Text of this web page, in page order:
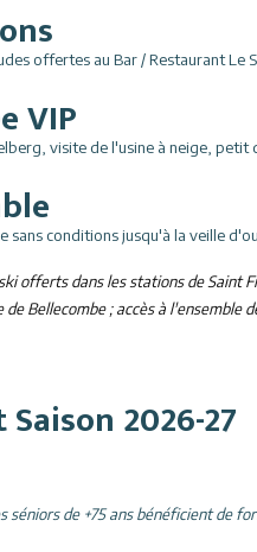
offertes au Bar / Restaurant Le
VIPvisite de l'usine à neige, petit
sans conditions jusqu'à la veille
offerts dans les stations de Saint
Bellecombe ; accès à l'ensemble
2026-27
séniors de +75 ans bénéficient de